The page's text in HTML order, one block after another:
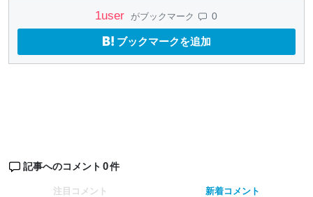
1user がブックマーク 0
ブックマークを追加
記事へのコメント 0件
注目コメント 新着コメント